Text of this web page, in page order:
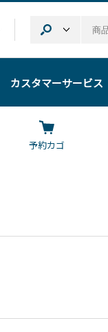
カスタマーサービス
予約カゴ